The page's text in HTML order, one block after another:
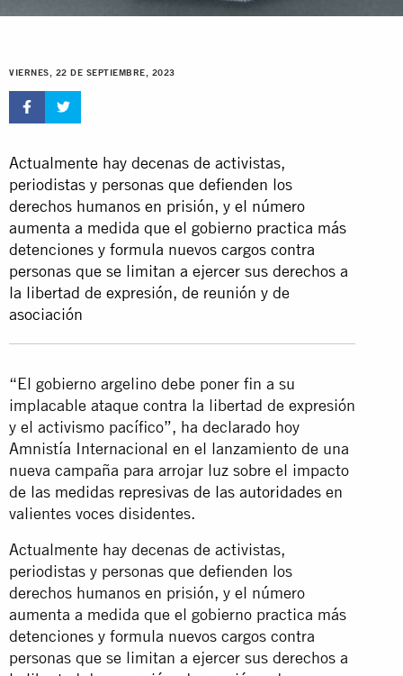
VIERNES, 22 DE SEPTIEMBRE, 2023
Actualmente hay decenas de activistas,
periodistas y personas que defienden los
derechos humanos en prisión, y el número
aumenta a medida que el gobierno practica más
detenciones y formula nuevos cargos contra
personas que se limitan a ejercer sus derechos a
la libertad de expresión, de reunión y de
asociación
“El gobierno argelino debe poner fin a su
implacable ataque contra la libertad de expresión
y el activismo pacífico”, ha declarado hoy
Amnistía Internacional en el lanzamiento de una
nueva campaña para arrojar luz sobre el impacto
de las medidas represivas de las autoridades en
valientes voces disidentes.
Actualmente hay decenas de activistas,
periodistas y personas que defienden los
derechos humanos en prisión, y el número
aumenta a medida que el gobierno practica más
detenciones y formula nuevos cargos contra
personas que se limitan a ejercer sus derechos a